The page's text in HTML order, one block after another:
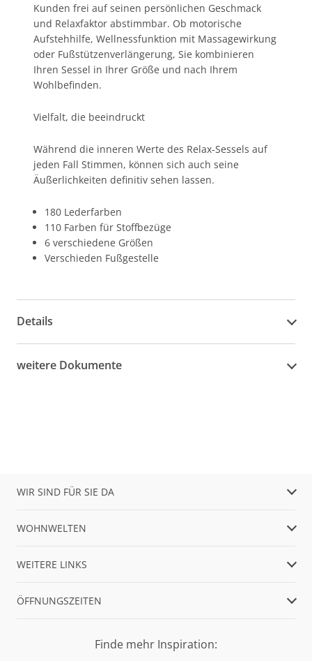
Kunden frei auf seinen persönlichen Geschmack
und Relaxfaktor abstimmbar. Ob motorische
Aufstehhilfe, Wellnessfunktion mit Massagewirkung
oder Fußstützenverlängerung, Sie kombinieren
Ihren Sessel in Ihrer Größe und nach Ihrem
Wohlbefinden.
Vielfalt, die beeindruckt
Während die inneren Werte des Relax-Sessels auf
jeden Fall Stimmen, können sich auch seine
Äußerlichkeiten definitiv sehen lassen.
180 Lederfarben
110 Farben für Stoffbezüge
6 verschiedene Größen
Verschieden Fußgestelle
Details
weitere Dokumente
WIR SIND FÜR SIE DA
WOHNWELTEN
WEITERE LINKS
ÖFFNUNGSZEITEN
Finde mehr Inspiration: